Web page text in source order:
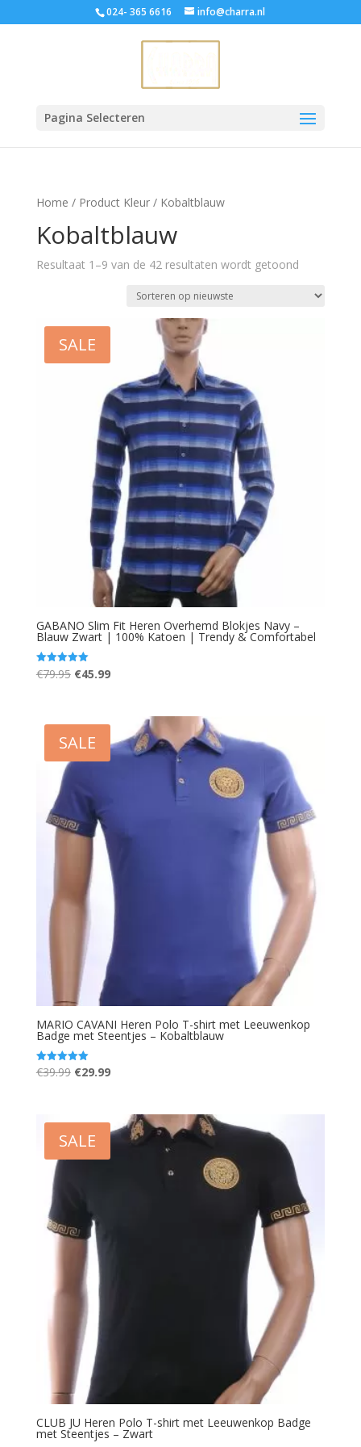
024- 365 6616 info@charra.nl
Pagina Selecteren
Home / Product Kleur / Kobaltblauw
Kobaltblauw
Resultaat 1–9 van de 42 resultaten wordt getoondGesorteerd
nieuwste
SALE
GABANO Slim Fit Heren Overhemd Blokjes Navy –
Blauw Zwart | 100% Katoen | Trendy & Comfortabel
Gewaardeerd
5.00
€79.95 Oorspronkelijke
€79.95.
€45.99Huidige
€45.99.
SALE
MARIO CAVANI Heren Polo T-shirt met Leeuwenkop
Badge met Steentjes – Kobaltblauw
Gewaardeerd
5.00
€39.99 Oorspronkelijke
€39.99.
€29.99Huidige
€29.99.
SALE
CLUB JU Heren Polo T-shirt met Leeuwenkop Badge
met Steentjes – Zwart